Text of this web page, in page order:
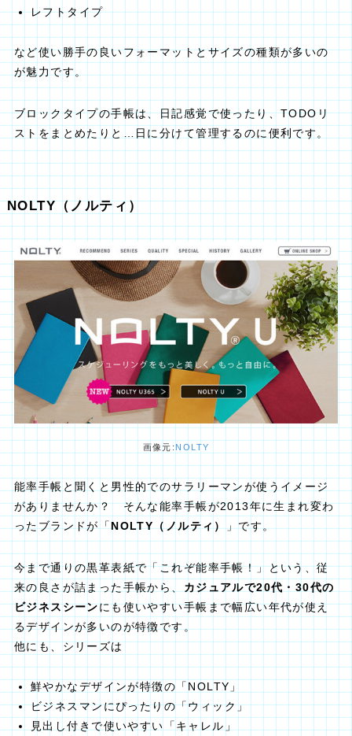
レフトタイプ
など使い勝手の良いフォーマットとサイズの種類が多いの
が魅力です。
ブロックタイプの手帳は、日記感覚で使ったり、TODOリ
ストをまとめたりと…日に分けて管理するのに便利です。
NOLTY（ノルティ）
画像元: NOLTY
能率手帳と聞くと男性的でのサラリーマンが使うイメージ
がありませんか？ そんな能率手帳が2013年に生まれ変わ
ったブランドが「NOLTY（ノルティ）」です。
今まで通りの黒革表紙で「これぞ能率手帳！」という、従
来の良さが詰まった手帳から、 カジュアルで20代・30代の
ビジネスシーンにも使いやすい手帳まで幅広い年代が使え
るデザインが多いのが特徴です。
他にも、シリーズは
鮮やかなデザインが特徴の「NOLTY」
ビジネスマンにぴったりの「ウィック」
見出し付きで使いやすい「キャレル」